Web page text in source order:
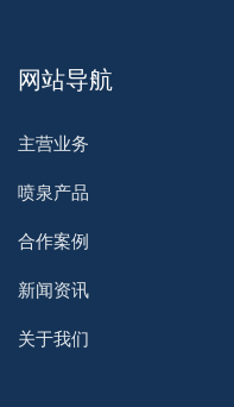
网站导航
主营业务
喷泉产品
合作案例
新闻资讯
关于我们